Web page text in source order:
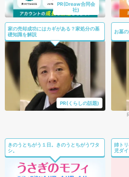
PR(Dreaw合同会
社)
家の売却成功にはカギがある？家処分の基
礎知識を解説
PR(くらしの話題)
お墓
きのうとちがう１日。きのうとちがうワタ
シ。
姉ト
児ダ